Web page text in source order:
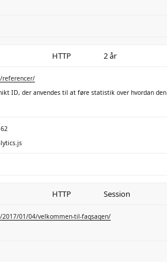
HTTP 2 år
referencer/
ID, der anvendes til at føre statistik over hvordan den
HTTP Session
01/04/velkommen-til-fagsagen/